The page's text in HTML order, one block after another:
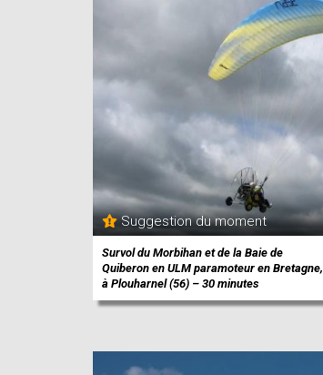
Suggestion du moment
Survol du Morbihan et de la Baie de
Quiberon en ULM paramoteur en Bretagne,
à Plouharnel (56) – 30 minutes